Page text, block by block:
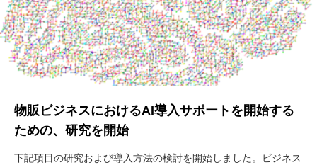
物販ビジネスにおけるAI導入サポートを開始する
ための、研究を開始
下記項目の研究および導入方法の検討を開始しました。ビジネス